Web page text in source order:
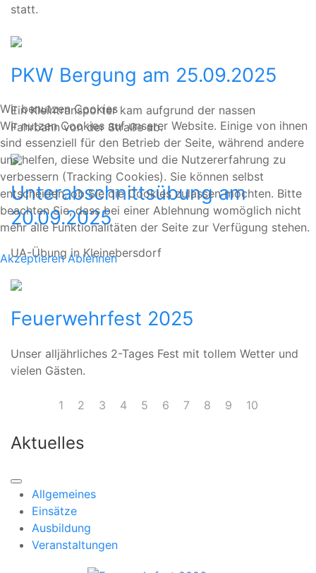
statt.
PKW Bergung am 25.09.2025
Ein Kleintransporter kam aufgrund der nassen
Fahrbahn von der Straße ab.
Unterabschnittsübung am
20.09.2025
UA-Übung in Kleinebersdorf
Feuerwehrfest 2025
Unser alljährliches 2-Tages Fest mit tollem Wetter und
vielen Gästen.
1 2 3 4 5 6 7 8 9 10
Aktuelles
Allgemeines
Einsätze
Ausbildung
Veranstaltungen
Wir benutzen Cookies
Wir nutzen Cookies auf unserer Website. Einige von ihnen
sind essenziell für den Betrieb der Seite, während andere
uns helfen, diese Website und die Nutzererfahrung zu
verbessern (Tracking Cookies). Sie können selbst
entscheiden, ob Sie die Cookies zulassen möchten. Bitte
beachten Sie, dass bei einer Ablehnung womöglich nicht
mehr alle Funktionalitäten der Seite zur Verfügung stehen.
Akzeptieren Ablehnen